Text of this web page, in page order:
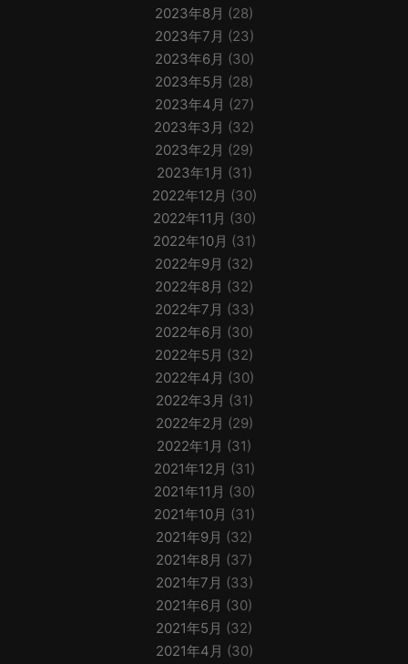
2023年8月 (28)
2023年7月 (23)
2023年6月 (30)
2023年5月 (28)
2023年4月 (27)
2023年3月 (32)
2023年2月 (29)
2023年1月 (31)
2022年12月 (30)
2022年11月 (30)
2022年10月 (31)
2022年9月 (32)
2022年8月 (32)
2022年7月 (33)
2022年6月 (30)
2022年5月 (32)
2022年4月 (30)
2022年3月 (31)
2022年2月 (29)
2022年1月 (31)
2021年12月 (31)
2021年11月 (30)
2021年10月 (31)
2021年9月 (32)
2021年8月 (37)
2021年7月 (33)
2021年6月 (30)
2021年5月 (32)
2021年4月 (30)